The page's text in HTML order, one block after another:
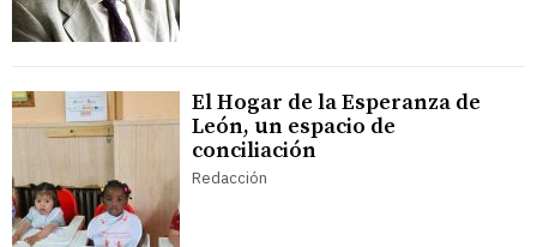
El Hogar de la Esperanza de
León, un espacio de
conciliación
Redacción